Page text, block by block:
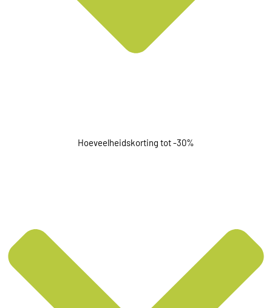
Hoeveelheidskorting tot -30%